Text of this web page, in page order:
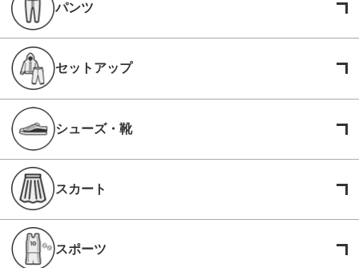
パンツ
セットアップ
シューズ・靴
スカート
スポーツ